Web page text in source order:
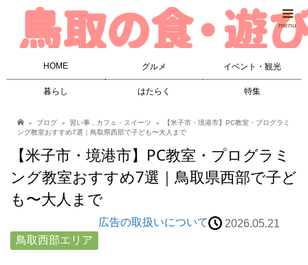
menu
HOME グルメ イベント・観光
暮らし はたらく 特集
ブログ 習い事 カフェ・スイーツ
【米子市・境港市】PC教室・プログラミ
ング教室おすすめ7選｜鳥取県西部で子ども〜大人まで
【米子市・境港市】PC教室・プログラミ
ング教室おすすめ7選｜鳥取県西部で子ど
も〜大人まで
鳥取西部エリア
広告の取扱いについて 2026.05.21